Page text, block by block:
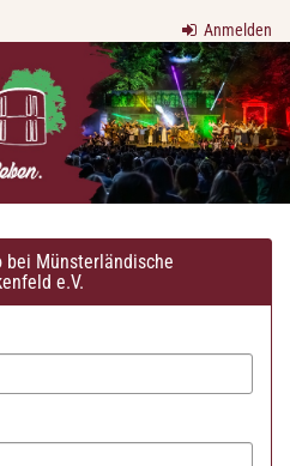
Anmelden
bei Münsterländische
e.V.